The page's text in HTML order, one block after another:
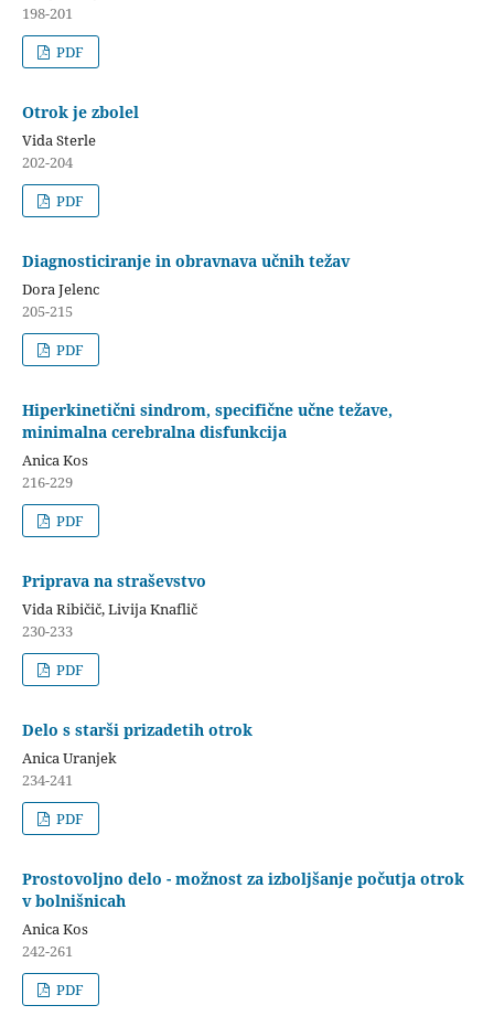
198-201
PDF
Otrok je zbolel
Vida Sterle
202-204
PDF
Diagnosticiranje in obravnava učnih težav
Dora Jelenc
205-215
PDF
Hiperkinetični sindrom, specifične učne težave,
minimalna cerebralna disfunkcija
Anica Kos
216-229
PDF
Priprava na straševstvo
Vida Ribičič, Livija Knaflič
230-233
PDF
Delo s starši prizadetih otrok
Anica Uranjek
234-241
PDF
Prostovoljno delo - možnost za izboljšanje počutja otrok
v bolnišnicah
Anica Kos
242-261
PDF